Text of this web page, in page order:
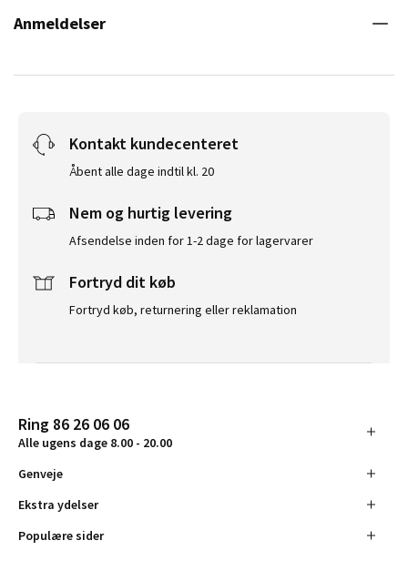
Anmeldelser
Kontakt kundecenteret
Åbent alle dage indtil kl. 20
Nem og hurtig levering
Afsendelse inden for 1-2 dage for lagervarer
Fortryd dit køb
Fortryd køb, returnering eller reklamation
Ring 86 26 06 06
Alle ugens dage 8.00 - 20.00
Genveje
Ekstra ydelser
Populære sider